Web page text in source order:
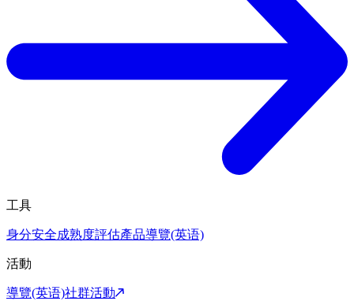
工具
身分安全成熟度評估產品導覽(英语)
活動
導覽(英语)社群活動